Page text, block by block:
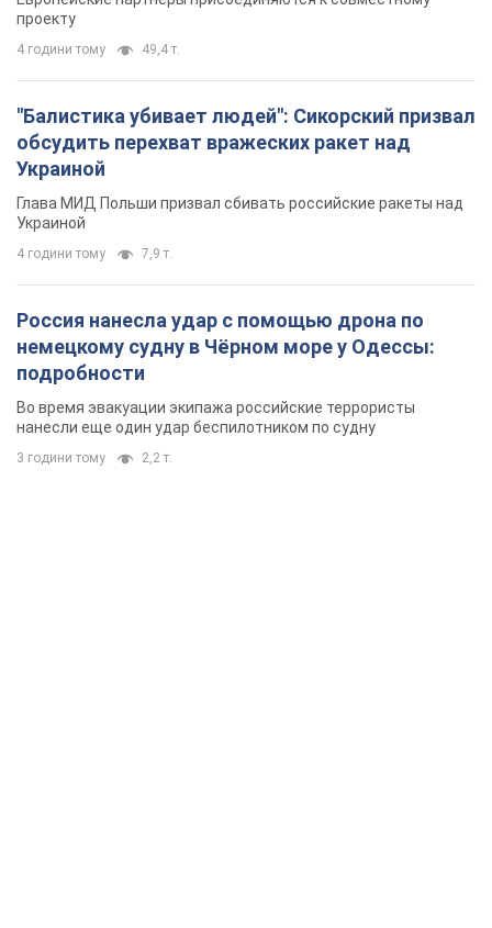
проекту
4 години тому 49,4 т.
"Балистика убивает людей": Сикорский призвал
обсудить перехват вражеских ракет над
Украиной
Глава МИД Польши призвал сбивать российские ракеты над
Украиной
4 години тому 7,9 т.
Россия нанесла удар с помощью дрона по
немецкому судну в Чёрном море у Одессы:
подробности
Во время эвакуации экипажа российские террористы
нанесли еще один удар беспилотником по судну
3 години тому 2,2 т.